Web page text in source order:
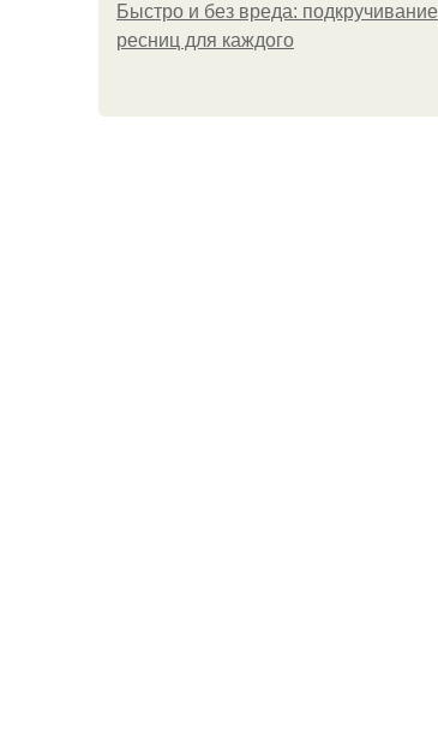
Быстро и без вреда: подкручивание
ресниц для каждого